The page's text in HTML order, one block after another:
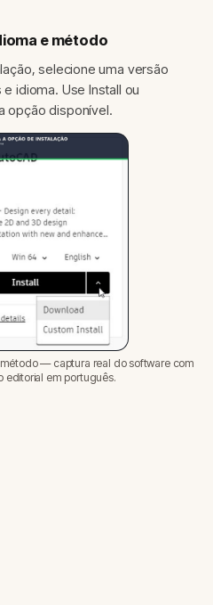
e método
selecione uma versão
idioma. Use Install ou
opção disponível.
— captura real do software com
editorial em português.